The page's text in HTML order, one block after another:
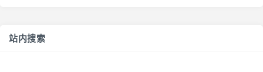
站内搜索